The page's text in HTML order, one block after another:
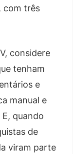
com três
considere
tenham
e
manual e
quando
de
viram parte